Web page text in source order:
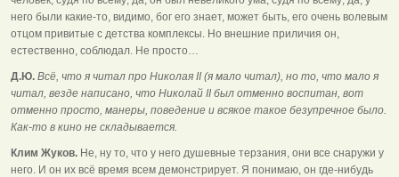
него были какие-то, видимо, бог его знает, может быть, его очень волевым
отцом привитые с детства комплексы. Но внешние приличия он,
естественно, соблюдал. Не просто…
Д.Ю. Всё, что я читал про Николая II (я мало читал), но то, что мало я
читал, везде написано, что Николай II был отменно воспитан, вот
отменно просто, манеры, поведение и всякое такое безупречное было.
Как-то в кино не складывается.
Клим Жуков. Не, ну то, что у него душевные терзания, они все снаружи у
него. И он их всё время всем демонстрирует. Я понимаю, он где-нибудь